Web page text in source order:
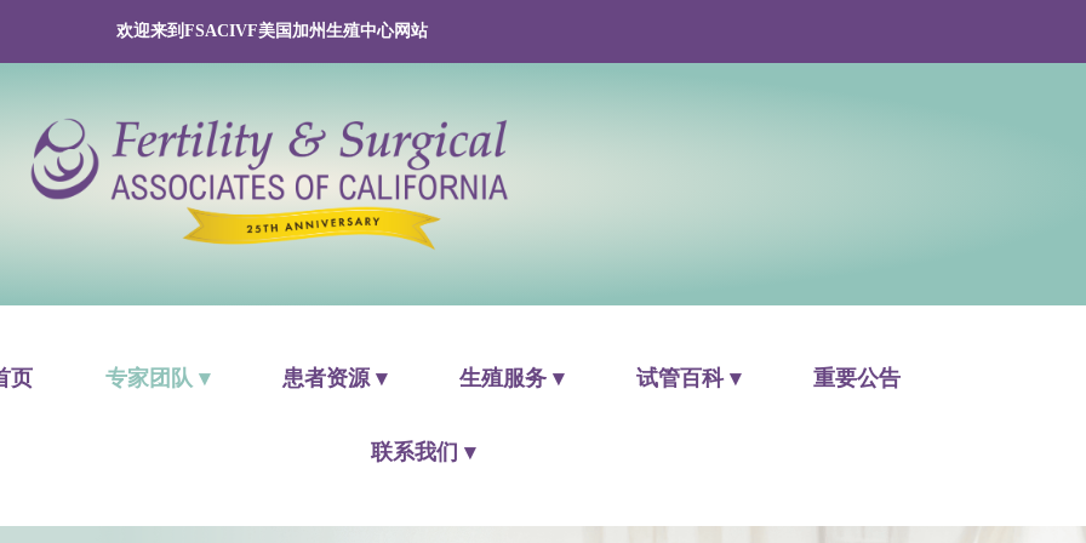
欢迎来到FSACIVF美国加州生殖中心网站
页 专家团队 ▾ 患者资源 ▾ 生殖服务 ▾ 试管百科 ▾ 重要公告
联系我们 ▾